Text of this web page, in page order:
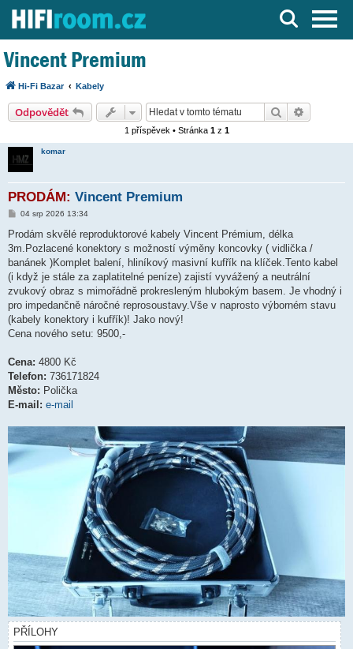
Server o Hi-Fi a AV technice
Vincent Premium
Hi-Fi Bazar Kabely
Odpovědět Hledat
1 příspěvek • Stránka 1z 1
komar
PRODÁM: Vincent Premium
P
í
p
ě
e
k
04 srp 2026 13:34
Prodám skvělé reproduktorové kabely Vincent Prémium, délka
3m.Pozlacené konektory s možností výměny koncovky ( vidlička /
banánek )Komplet balení, hliníkový masivní kufřík na klíček.Tento kabel
(i když je stále za zaplatitelné peníze) zajistí vyvážený a neutrální
zvukový obraz s mimořádně prokresleným hlubokým basem. Je vhodný i
pro impedančně náročné reprosoustavy.Vše v naprosto výborném stavu
(kabely konektory i kufřík)! Jako nový!
Cena nového setu: 9500,-
Cena: 4800 Kč
Telefon: 736171824
Město: Polička
E-mail: e-mail
PŘÍLOHY